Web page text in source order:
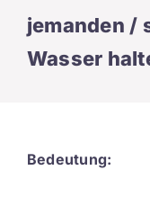
jemanden /
Wasser
Bedeutung: